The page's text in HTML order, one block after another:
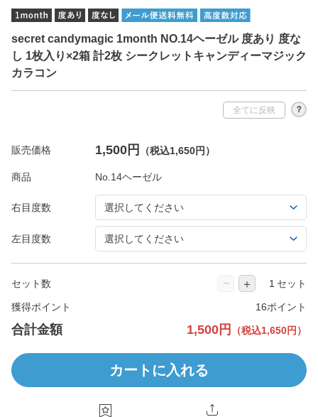
secret candymagic 1month NO.14ヘーゼル 度あり 度な
し 1枚入り×2箱 計2枚 シークレットキャンディーマジック
カラコン
全てに反映 ？
販売価格 1,500円 （税込1,650円）
商品
右目度数
左目度数
セット数 − ＋ セット
獲得ポイント 16ポイント
合計金額 1,500円 （税込1,650円）
カートに入れる